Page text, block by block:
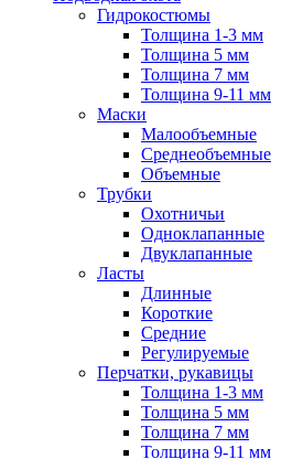
Гидрокостюмы
Толщина 1-3 мм
Толщина 5 мм
Толщина 7 мм
Толщина 9-11 мм
Маски
Малообъемные
Среднеобъемные
Объемные
Трубки
Охотничьи
Одноклапанные
Двуклапанные
Ласты
Длинные
Короткие
Средние
Регулируемые
Перчатки, рукавицы
Толщина 1-3 мм
Толщина 5 мм
Толщина 7 мм
Толщина 9-11 мм